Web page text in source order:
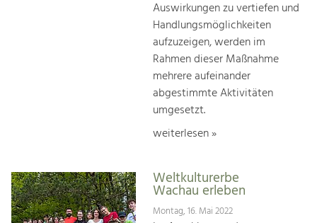
Auswirkungen zu vertiefen und
Handlungsmöglichkeiten
aufzuzeigen, werden im
Rahmen dieser Maßnahme
mehrere aufeinander
abgestimmte Aktivitäten
umgesetzt.
weiterlesen »
Weltkulturerbe
Wachau erleben
Montag, 16. Mai 2022